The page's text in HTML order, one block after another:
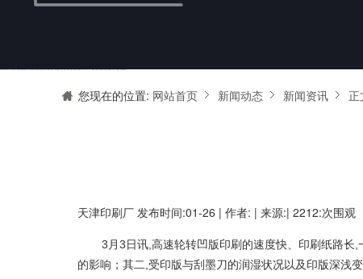
您现在的位置: 网站首页 新闻动态 新闻资讯 正
天津印刷厂 发布时间:01-26 | 作者: | 来源:| 2212:次围观
3月3日讯,高速轮转凹版印刷的速度快、印刷纸路长
的影响；其二,受印版与刮墨刀的润湿状况以及印版深浅